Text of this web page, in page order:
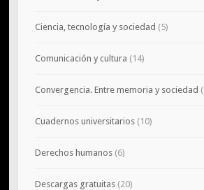
Ciencia, tecnología y sociedad (5)
Comunicación y cultura (14)
Convergencia. Entre memoria y sociedad
Cuadernos universitarios(10)
Derechos humanos(6)
Descargas gratuitas(20)